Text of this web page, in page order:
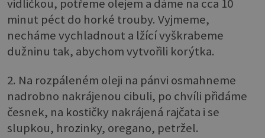
vidličkou, potřeme olejem a dáme na cca 10
minut péct do horké trouby. Vyjmeme,
necháme vychladnout a lžící vyškrabeme
dužninu tak, abychom vytvořili korýtka.
2. Na rozpáleném oleji na pánvi osmahneme
nadrobno nakrájenou cibuli, po chvíli přidáme
česnek, na kostičky nakrájená rajčata i se
slupkou, hrozinky, oregano, petržel.